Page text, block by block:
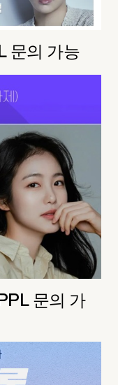
문의 가능
문의 가